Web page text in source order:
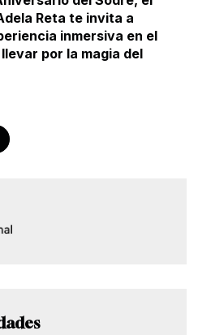
Reta te invita a
inmersiva en el
por la magia del